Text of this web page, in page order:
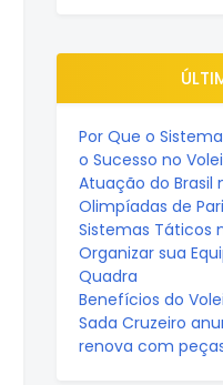
Por Que o
o Sucesso no
Atuação do Brasil
Olimpíadas de
Sistemas Táticos
Organizar sua
Quadra
Benefícios do
Sada Cruzeiro
renova com